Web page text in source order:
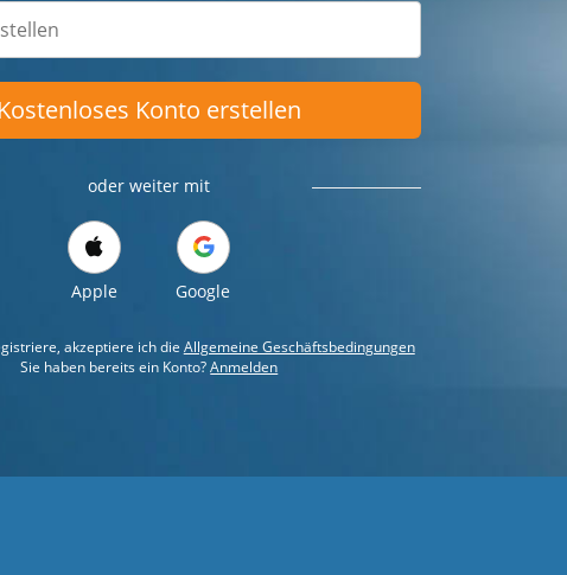
Kostenloses Konto erstellen
oder weiter mit
Apple Google
akzeptiere ich die Allgemeine Geschäftsbedingungen
Sie haben bereits ein Konto?Anmelden